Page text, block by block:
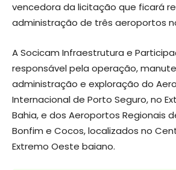
vencedora da licitação que ficará
administração de três aeroportos
A Socicam Infraestrutura e
responsável pela operação,
administração e exploração do
Internacional de Porto Seguro, no
Bahia, e dos Aeroportos Regionais
Bonfim e Cocos, localizados no
Extremo Oeste baiano.